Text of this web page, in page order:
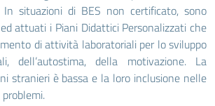
In situazioni di BES non certificato, sono
attuati i Piani Didattici Personalizzati che
di attività laboratoriali per lo sviluppo
dell’autostima, della motivazione. La
stranieri è bassa e la loro inclusione nelle